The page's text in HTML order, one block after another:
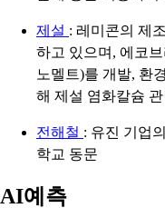
제설 : 레미콘의 제
하고 있으며, 에코
노멜트)를 개발, 환
해 제설 염화칼슘
전해철 : 유진 기업
학교 동문
AI예측